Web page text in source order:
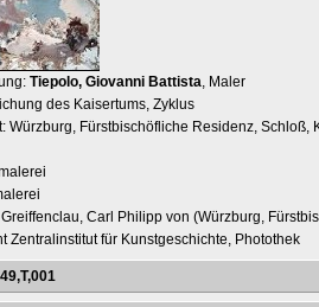
Tiepolo, Giovanni Battista , Maler
des Kaisertums, Zyklus
Würzburg, Fürstbischöfliche Residenz, Schloß,
Carl Philipp von (Würzburg,
Zentralinstitut für Kunstgeschichte, Photothek